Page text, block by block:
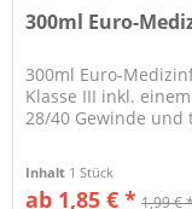
300ml Euro-
300ml Euro-
Klasse III inkl.
28/40 Gewinde
Inhalt 1 Stück
ab 1,85 € * 1,99 €